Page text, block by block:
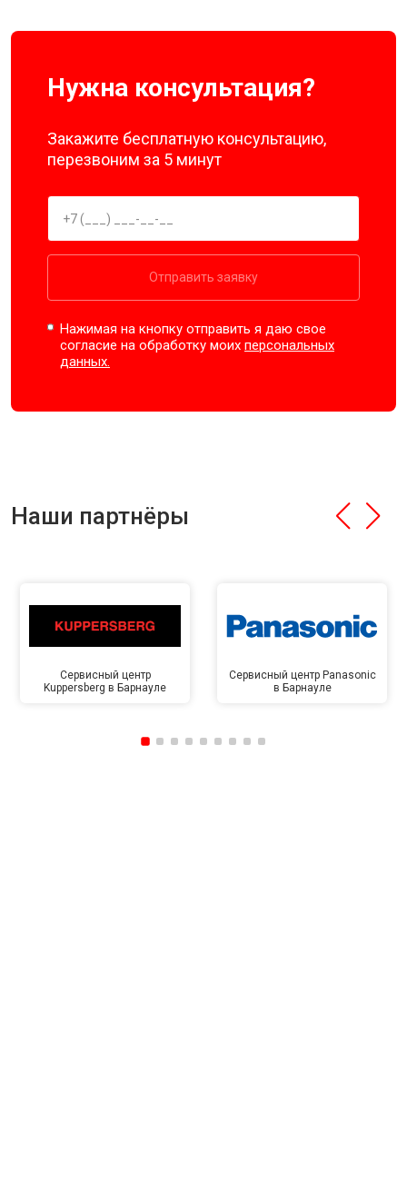
Нужна консультация?
Закажите бесплатную консультацию,
перезвоним за 5 минут
Отправить заявку
Нажимая на кнопку отправить я даю свое
согласие на обработку моихперсональных
данных.
Наши партнёры
Сервисный центр
Kuppersberg в Барнауле
Сервисный центр Panasonic
в Барнауле